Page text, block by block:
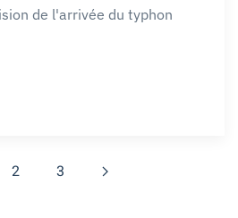
de l'arrivée du typhon
2 3